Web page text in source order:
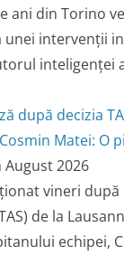
ani din Torino
unei intervenții
inteligenței
după decizia
Matei: O
August 2026
vineri
de la
echipei,